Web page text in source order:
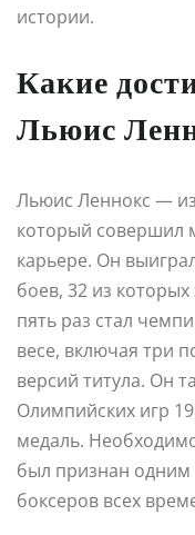
истории.
Какие
Льюис
Льюис Леннокс —
который совершил
карьере. Он
боев, 32 из
пять раз стал
весе, включая три
версий титула. Он
Олимпийских игр
медаль.
был признан одним
боксеров всех